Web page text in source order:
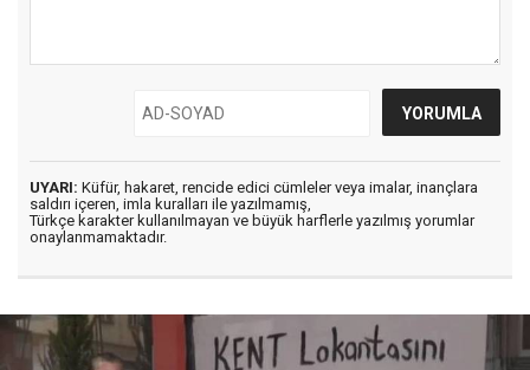
UYARI: Küfür, hakaret, rencide edici cümleler veya imalar, inançlara
saldırı içeren, imla kuralları ile yazılmamış,
Türkçe karakter kullanılmayan ve büyük harflerle yazılmış yorumlar
onaylanmamaktadır.